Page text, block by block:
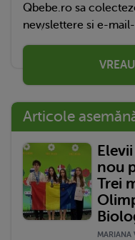
Qbebe.ro sa
newslettere si e-
Articole
nou
Trei